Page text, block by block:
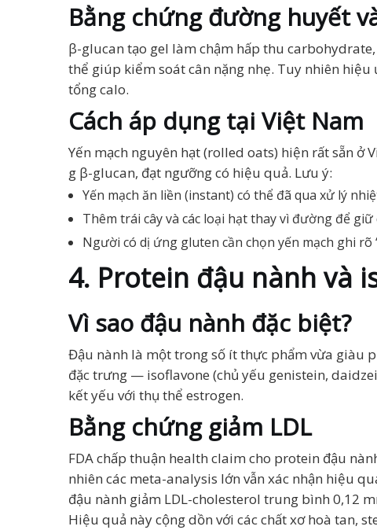
Bằng chứng đường huyết
β-glucan tạo gel làm chậm hấp thu
thể giúp kiểm soát cân nặng nhẹ. Tuy nhiên
tổng calo.
Cách áp dụng tại Việt Nam
Yến mạch nguyên hạt (rolled oats) hiện rất sẵn ở
g β-glucan, đạt ngưỡng có hiệu quả. Lưu ý:
Yến mạch ăn liền (instant) có thể đã qua xử lý
Thêm trái cây và các loại hạt thay vì đường để
Người có dị ứng gluten cần chọn yến mạch ghi
4. Protein đậu nành và
Vì sao đậu nành đặc biệt?
Đậu nành là một trong số ít thực phẩm vừa giàu
đặc trưng — isoflavone (chủ yếu genistein,
kết yếu với thụ thể estrogen.
Bằng chứng giảm LDL
FDA chấp thuận health claim cho protein đậu
nhiên các meta-analysis lớn vẫn xác nhận hiệu
đậu nành giảm LDL-cholesterol trung bình 0,12
Hiệu quả này cộng dồn với các chất xơ hoà tan,